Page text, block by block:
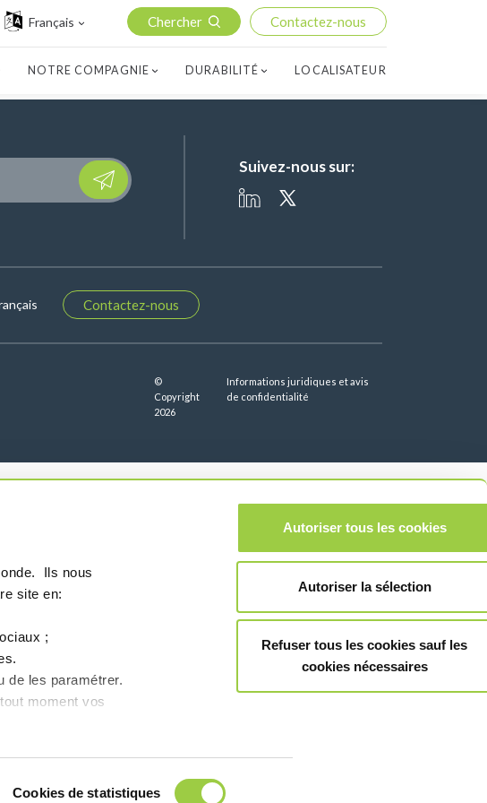
Ils nous
site en:​
;
de les paramétrer.​
moment vos
Cookies de statistiques
Autoriser tous les cookies
Autoriser la sélection
Refuser tous les cookies sauf les
cookies nécessaires
Français Chercher Contactez-nous
NOTRE COMPAGNIE DURABILITÉ LOCALISATEUR
Please leave this field empty. Suivez-nous sur:
Contactez-nous
©
Copyright
2026
Informations juridiques et avis
de confidentialité